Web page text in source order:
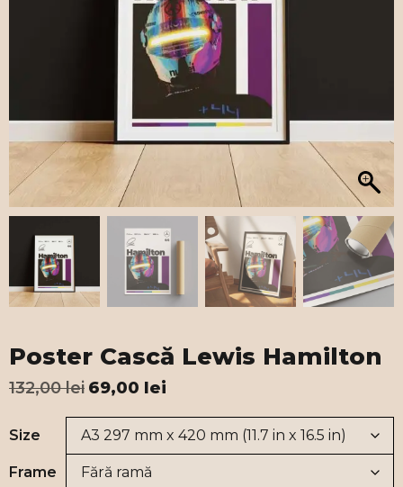
Poster Cască Lewis Hamilton
132,00lei 69,00 lei
Size
Frame